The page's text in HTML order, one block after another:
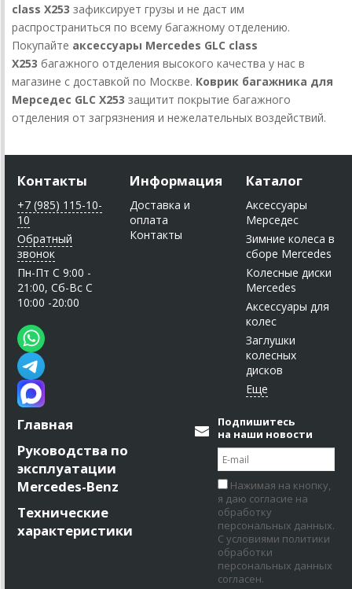
class X253 зафиксирует грузы и не даст им
распространиться по всему багажному отделению.
Покупайте аксессуары Mercedes GLC class
X253 багажного отделения высокого качества у нас в
магазине с доставкой по Москве. Коврик багажника для
Мерседес GLC X253 защитит покрытие багажного
отделения от загрязнения и нежелательных воздействий.
Контакты
+7 (985) 115-10-
10
Обратный
звонок
Пн-Пт C 9:00 -
21:00, Сб-Вс С
10:00 -20:00
Информация
Доставка и
оплата
Контакты
Каталог
Аксессуары
Мерседес
Зимние колеса в
сборе Mercedes
Колесные диски
Mercedes
Аксессуары для
колес
Заглушки
колесных
дисков
Главная
Руководства по
эксплуатации
Mercedes-Benz
Технические
характеристики
Подпишитесь
на наши новости
Нажимая на кнопку,
я даю согласие на
обработку
персональных данных.
С условиями политики
обработки
персональных данных
согласен.